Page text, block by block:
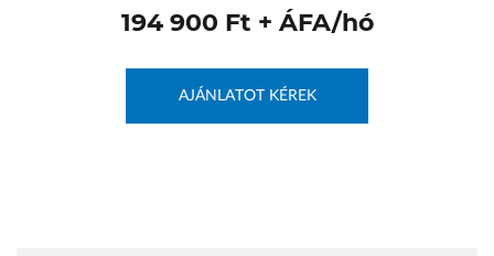
194 900 Ft + ÁFA/hó
AJÁNLATOT KÉREK